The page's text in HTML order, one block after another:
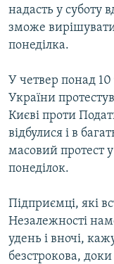
надасть у суботу
зможе
понеділка.
У четвер понад 10
України
Києві проти
відбулися і в
масовий протест у
понеділок.
Підприємці, які
Незалежності
удень і вночі,
безстрокова,